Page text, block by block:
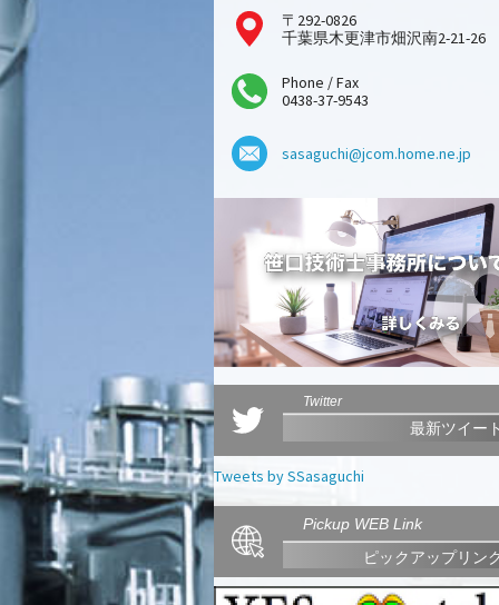
〒292-0826
千葉県木更津市畑沢南2-21-26
Phone / Fax
0438-37-9543
sasaguchi@jcom.home.ne.jp
Twitter
最新ツイー
Tweets by SSasaguchi
Pickup WEB Link
ピックアップリン